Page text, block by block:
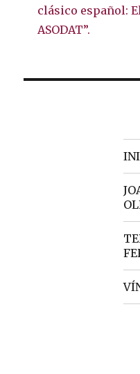
clásico español:
ASODAT”.